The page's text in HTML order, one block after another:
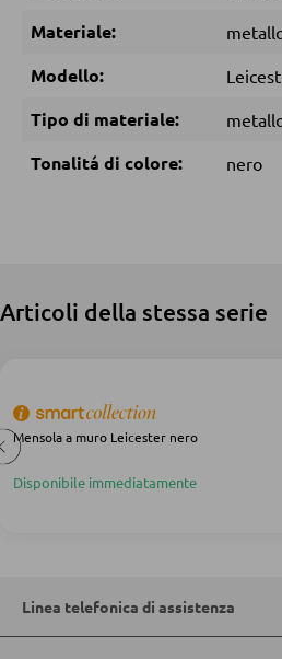
Pouf
Letti matrimoniali
Letti singoli
MATERASSI
Materiale:
Modello:
Tipo di materiale:
Tonalitá di colore: nero
Articoli della stessa serie
Mensola a muro Leicester nero
Disponibile immediatamente
Linea telefonica di assistenza